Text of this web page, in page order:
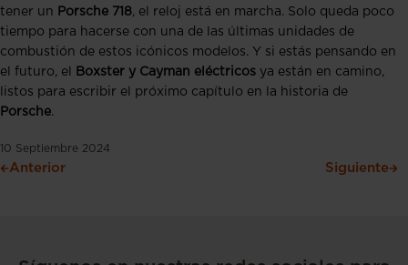
tener un Porsche 718, el reloj está en marcha. Solo queda poco
tiempo para hacerse con una de las últimas unidades de
combustión de estos icónicos modelos. Y si estás pensando en
el futuro, el
Boxster y Cayman eléctricos ya están en camino,
listos para escribir el próximo capítulo en la historia de
Porsche.
10 Septiembre 2024
Anterior Siguiente